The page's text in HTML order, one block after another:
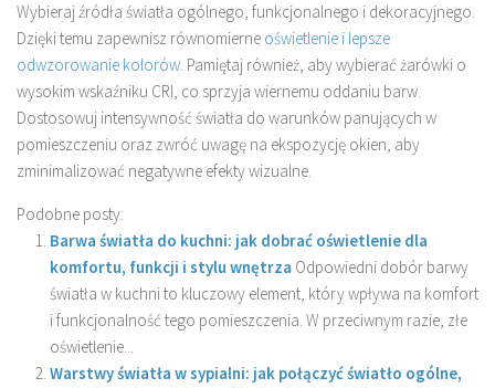
Wybieraj źródła światła ogólnego, funkcjonalnego i dekoracyjnego.
Dzięki temu zapewnisz równomierne oświetlenie i lepsze
odwzorowanie kolorów. Pamiętaj również, aby wybierać żarówki o
wysokim wskaźniku CRI, co sprzyja wiernemu oddaniu barw.
Dostosowuj intensywność światła do warunków panujących w
pomieszczeniu oraz zwróć uwagę na ekspozycję okien, aby
zminimalizować negatywne efekty wizualne.
Podobne posty:
Barwa światła do kuchni: jak dobrać oświetlenie dla
komfortu, funkcji i stylu wnętrza Odpowiedni dobór barwy
światła w kuchni to kluczowy element, który wpływa na komfort
i funkcjonalność tego pomieszczenia. W przeciwnym razie, złe
oświetlenie...
Warstwy światła w sypialni: jak połączyć światło ogólne,